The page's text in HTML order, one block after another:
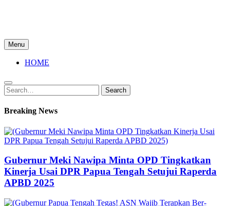
Menu
HOME
Search
for:
Search
Breaking News
Gubernur Meki Nawipa Minta OPD Tingkatkan
Kinerja Usai DPR Papua Tengah Setujui Raperda
APBD 2025